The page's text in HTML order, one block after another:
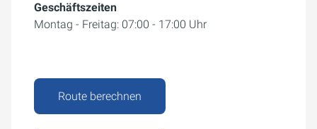
Geschäftszeiten
Montag - Freitag: 07:00 - 17:00 Uhr
Route berechnen